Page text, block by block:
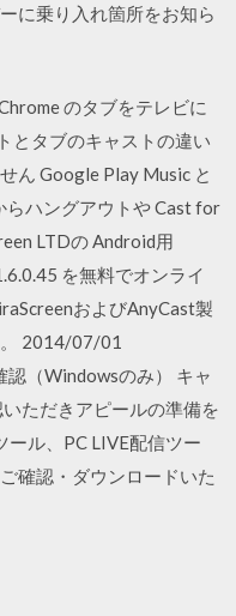
に乗り入れ箇所をお知ら
のタブをテレビに
とタブのキャストの違い
ん Google Play Music と
らハングアウトや Cast for
LTDの Android用
を無料でオンライ
およびAnyCast製
2014/07/01
（Windowsのみ） キャ
ただきアピールの準備を
ル、PC LIVE配信ツー
確認・ダウンロードいた